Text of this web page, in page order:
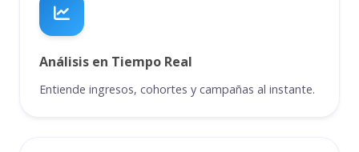
Análisis en Tiempo Real
Entiende ingresos, cohortes y campañas al instante.